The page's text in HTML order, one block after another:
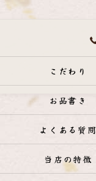
こだわり
お品書き
よくある質問
当店の特徴